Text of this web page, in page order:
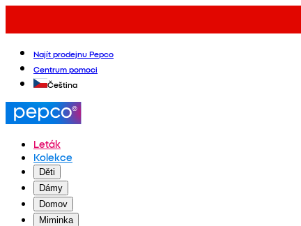
Najít prodejnu Pepco
Centrum pomoci
Čeština
Leták
Kolekce
Děti
Dámy
Domov
Miminka